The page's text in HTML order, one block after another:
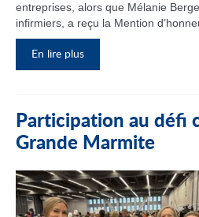
entreprises, alors que Mélanie
infirmiers, a reçu la Mention
En lire plus
Participation au défi
Grande Marmite